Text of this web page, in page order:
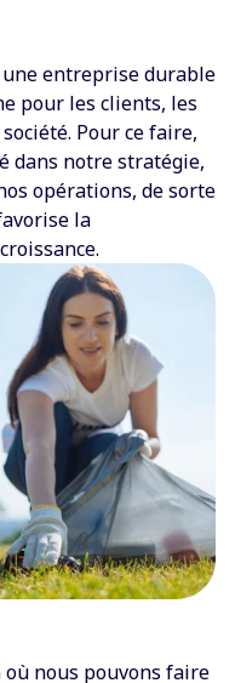
entreprise durable
pour les clients, les
Pour ce faire,
dans notre stratégie,
opérations, de sorte
la
nous pouvons faire